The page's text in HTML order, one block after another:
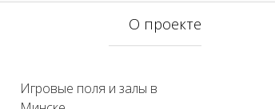
О проекте
Игровые поля и залы в